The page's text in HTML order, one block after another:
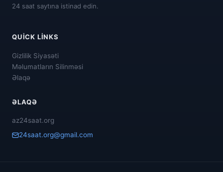
24 saat saytına istinad edin.
QUICK LINKS
Gizlilik Siyasəti
Məlumatların Silinməsi
Əlaqə
ƏLAQƏ
az24saat.org
24saat.org@gmail.com